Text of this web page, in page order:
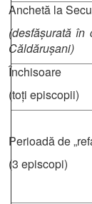
Anchetă la
(desfășurată în
Căldărușani)
Închisoare
(toți episcopii)
Perioadă de
(3 episcopi)